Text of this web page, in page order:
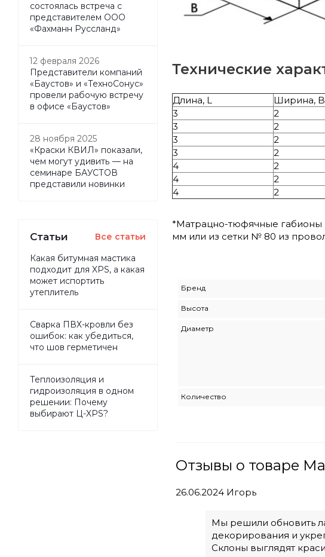
Технические
Длина, L Ширина, B
3
2
3
2
3
2
3
2
4
2
4
2
4
2
*Матрацно-тюфячные габионы
мм или из сетки № 80 из
Бренд
Высота
Диаметр
Количество
Отзывы о товаре
26.06.2024 Игорь
Мы решили обновить
декорирования и
Склоны выглядят
состоялась встреча с
представителем ООО
«Фахманн Руссланд»
12 февраля 2026
Представители компаний
«Баустов» и «ТехноСонус»
провели рабочую встречу
в офисе «Баустов»
28 ноября 2025
«Краски КВИЛ» показали,
чем могут удивить — на
семинаре БАУСТОВ
представили новинки
Статьи Все статьи
Какая битумная мастика
подходит для XPS, а какая
может испортить
утеплитель
Сварка ПВХ-кровли без
ошибок: как убедиться,
что шов герметичен
Теплоизоляция и
гидроизоляция в одном
решении: Почему
выбирают Ц-XPS?